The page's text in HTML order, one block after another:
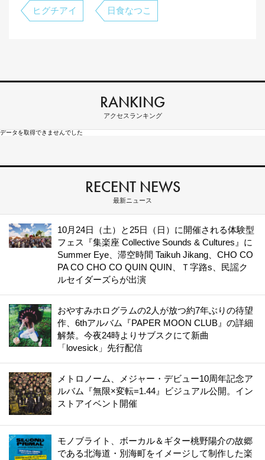
ヒグチアイ 日食なつこ
RANKING
アクセスランキング
データを取得できませんでした
RECENT NEWS
最新ニュース
10月24日（土）と25日（日）に開催される体験型
フェス『集楽座 Collective Sounds & Cultures』に
Summer Eye、滞空時間 Taikuh Jikang、CHO CO
PA CO CHO CO QUIN QUIN、Ｔ字路s、民謡ク
ルセイダーズらが出演
おやすみホログラムの2人が放つ約7年ぶりの待望
作、6thアルバム『PAPER MOON CLUB』の詳細
解禁。今夜24時よりサブスクにて新曲
「lovesick」先行配信
メトロノーム、メジャー・デビュー10周年記念ア
ルバム『無限×変転=1.44』ビジュアル公開。イン
ストアイベント開催
モノブライト、ボーカル＆ギター桃野陽介の故郷
である北海道・別海町をイメージして制作した楽